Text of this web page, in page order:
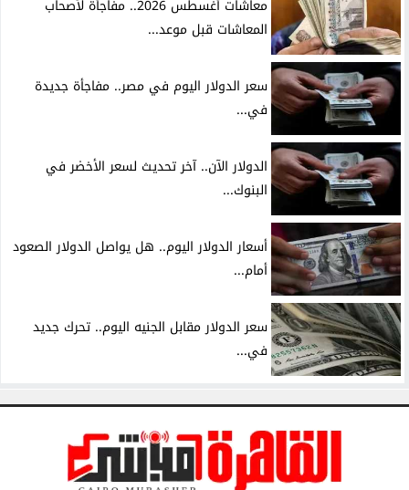
معاشات أغسطس 2026.. مفاجأة لأصحاب
المعاشات قبل موعد...
سعر الدولار اليوم في مصر.. مفاجأة جديدة
في...
الدولار الآن.. آخر تحديث لسعر الأخضر في
البنوك...
أسعار الدولار اليوم.. هل يواصل الدولار الصعود
أمام...
سعر الدولار مقابل الجنيه اليوم.. تحرك جديد
في...